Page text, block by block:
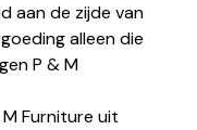
aan de zijde van
alleen die
P & M
Furniture uit